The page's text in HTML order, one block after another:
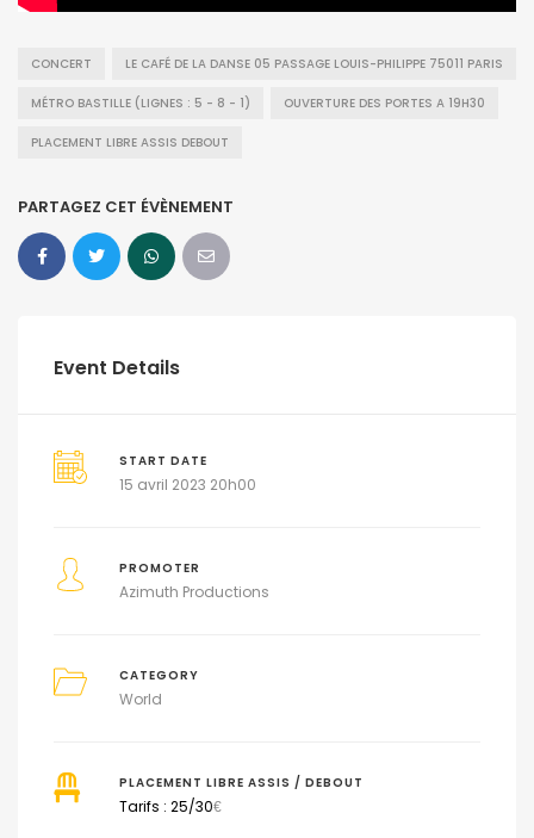
CONCERT LE CAFÉ DE LA DANSE 05 PASSAGE LOUIS-PHILIPPE 75011 PARIS
MÉTRO BASTILLE (LIGNES : 5 - 8 - 1) OUVERTURE DES PORTES A 19H30
PLACEMENT LIBRE ASSIS DEBOUT
PARTAGEZ CET ÉVÈNEMENT
Event Details
START DATE
15 avril 2023 20h00
PROMOTER
Azimuth Productions
CATEGORY
World
PLACEMENT LIBRE ASSIS / DEBOUT
Tarifs : 25/30€